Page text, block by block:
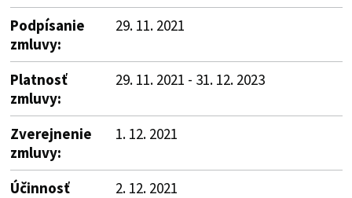
Podpísanie
zmluvy:
29. 11. 2021
Platnosť
zmluvy:
29. 11. 2021 - 31. 12. 2023
Zverejnenie
zmluvy:
1. 12. 2021
Účinnosť
2. 12. 2021